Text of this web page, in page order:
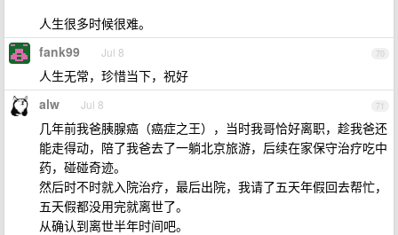
人生很多时候很难。
70
fank99 Jul 8
人生无常，珍惜当下，祝好
71
alw Jul 8
几年前我爸胰腺癌（癌症之王），当时我哥恰好离职，趁我爸还
能走得动，陪了我爸去了一躺北京旅游，后续在家保守治疗吃中
药，碰碰奇迹。
然后时不时就入院治疗，最后出院，我请了五天年假回去帮忙，
五天假都没用完就离世了。
从确认到离世半年时间吧。